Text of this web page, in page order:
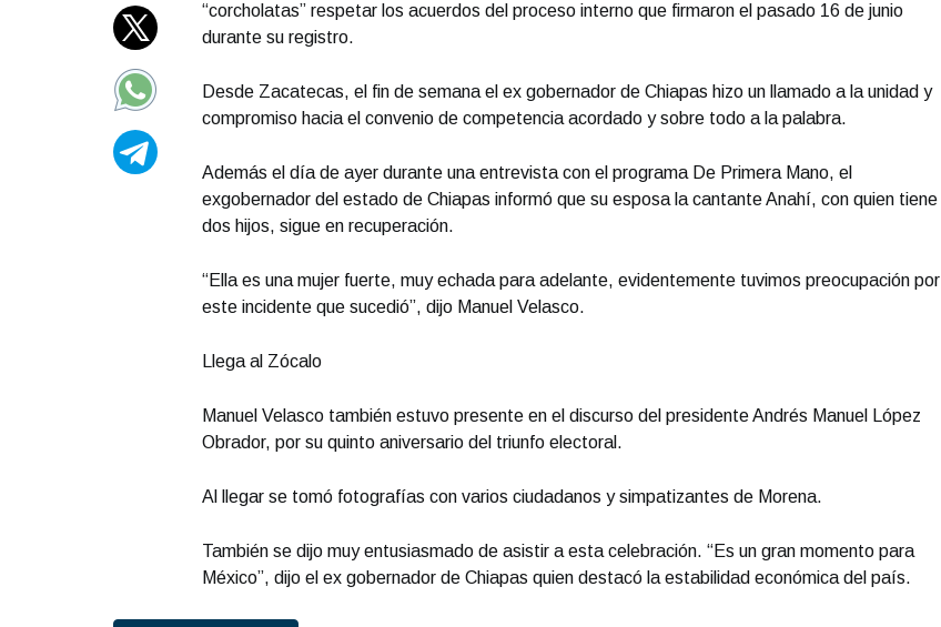
“corcholatas” respetar los acuerdos del proceso interno que firmaron el pasado 16 de junio
durante su registro.
Desde Zacatecas, el fin de semana el ex gobernador de Chiapas hizo un llamado a la unidad y
compromiso hacia el convenio de competencia acordado y sobre todo a la palabra.
Además el día de ayer durante una entrevista con el programa De Primera Mano, el
exgobernador del estado de Chiapas informó que su esposa la cantante Anahí, con quien tiene
dos hijos, sigue en recuperación.
“Ella es una mujer fuerte, muy echada para adelante, evidentemente tuvimos preocupación por
este incidente que sucedió”, dijo Manuel Velasco.
Llega al Zócalo
Manuel Velasco también estuvo presente en el discurso del presidente Andrés Manuel López
Obrador, por su quinto aniversario del triunfo electoral.
Al llegar se tomó fotografías con varios ciudadanos y simpatizantes de Morena.
También se dijo muy entusiasmado de asistir a esta celebración. “Es un gran momento para
México”, dijo el ex gobernador de Chiapas quien destacó la estabilidad económica del país.